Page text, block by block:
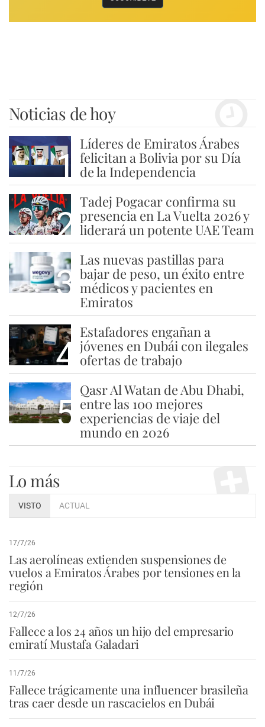
Noticias de hoy
1
Líderes de Emiratos Árabes
felicitan a Bolivia por su Día
de la Independencia
2
Tadej Pogacar confirma su
presencia en La Vuelta 2026 y
liderará un potente UAE Team
3
Las nuevas pastillas para
bajar de peso, un éxito entre
médicos y pacientes en
Emiratos
4
Estafadores engañan a
jóvenes en Dubái con ilegales
ofertas de trabajo
5
Qasr Al Watan de Abu Dhabi,
entre las 100 mejores
experiencias de viaje del
mundo en 2026
Lo más
VISTO ACTUAL
17/7/26
Las aerolíneas extienden suspensiones de
vuelos a Emiratos Árabes por tensiones en la
región
12/7/26
Fallece a los 24 años un hijo del empresario
emiratí Mustafa Galadari
11/7/26
Fallece trágicamente una influencer brasileña
tras caer desde un rascacielos en Dubái